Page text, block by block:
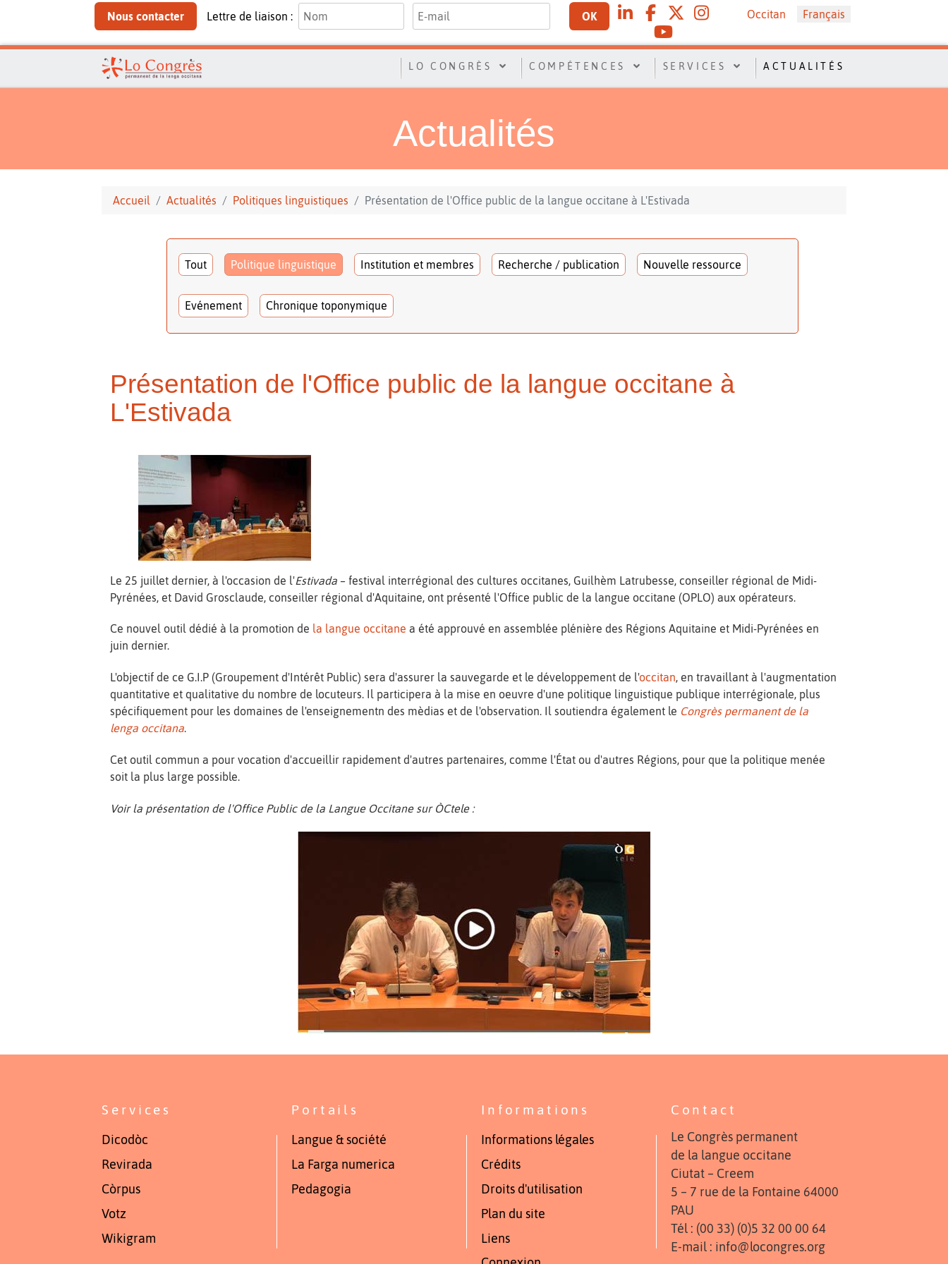
Nous contacter Lettre de liaison : OK Sélectionnez votre langue
Occitan Français
LO CONGRÈS COMPÉTENCES SERVICES ACTUALITÉS
Actualités
Accueil Actualités Politiques linguistiques Présentation de l'Office public de la langue occitane à L'Estivada
Tout Politique linguistique Institution et membres Recherche / publication Nouvelle ressource
Evénement Chronique toponymique
Présentation de l'Office public de la langue occitane à
L'Estivada
Le 25 juillet dernier, à l'occasion de l'Estivada – festival interrégional des cultures occitanes, Guilhèm Latrubesse, conseiller régional de Midi-
Pyrénées, et David Grosclaude, conseiller régional d'Aquitaine, ont présenté l'Office public de la langue occitane (OPLO) aux opérateurs.
Ce nouvel outil dédié à la promotion de la langue occitane a été approuvé en assemblée plénière des Régions Aquitaine et Midi-Pyrénées en
juin dernier.
L'objectif de ce G.I.P (Groupement d'Intérêt Public) sera d'assurer la sauvegarde et le développement de l'occitan, en travaillant à l'augmentation
quantitative et qualitative du nombre de locuteurs. Il participera à la mise en oeuvre d'une politique linguistique publique interrégionale, plus
spécifiquement pour les domaines de l'enseignementn des mèdias et de l'observation. Il soutiendra également le Congrès permanent de la
lenga occitana.
Cet outil commun a pour vocation d'accueillir rapidement d'autres partenaires, comme l'État ou d'autres Régions, pour que la politique menée
soit la plus large possible.
Voir la présentation de l'Office Public de la Langue Occitane sur ÒCtele :
Services
Dicodòc
Revirada
Còrpus
Votz
Wikigram
Portails
Langue & société
La Farga numerica
Pedagogia
Informations
Informations légales
Crédits
Droits d'utilisation
Plan du site
Liens
Contact
Le Congrès permanent
de la langue occitane
Ciutat – Creem
5 – 7 rue de la Fontaine 64000
PAU
Tél : (00 33) (0)5 32 00 00 64
E-mail : info@locongres.org